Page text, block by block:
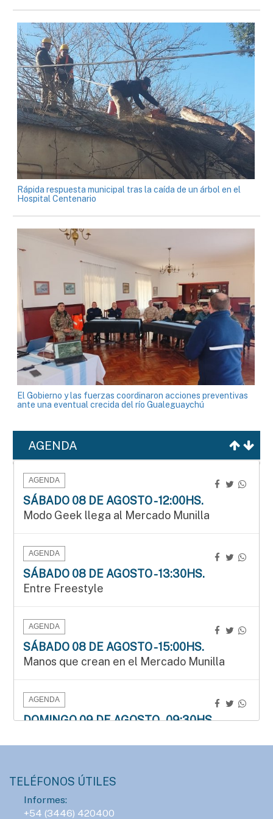
Rápida respuesta municipal tras la caída de un árbol en el
Hospital Centenario
El Gobierno y las fuerzas coordinaron acciones preventivas
ante una eventual crecida del río Gualeguaychú
AGENDA
AGENDA
SÁBADO 08 DE AGOSTO - 12:00HS.
Modo Geek llega al Mercado Munilla
AGENDA
SÁBADO 08 DE AGOSTO - 13:30HS.
Entre Freestyle
AGENDA
SÁBADO 08 DE AGOSTO - 15:00HS.
Manos que crean en el Mercado Munilla
AGENDA
DOMINGO 09 DE AGOSTO - 09:30HS.
AGENDA
ConTIER convoca a grupos teatrales para
TELÉFONOS ÚTILES
Informes:
+54 (3446) 420400